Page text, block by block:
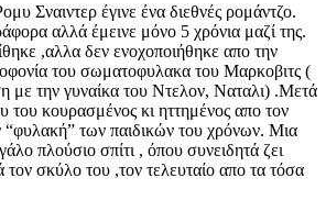
Σναιντερ έγινε ένα διεθνές ρομάντζο.
αλλά έμεινε μόνο 5 χρόνια μαζί της.
,αλλα δεν ενοχοποιήθηκε απο την
του σωματοφυλακα του Μαρκοβιτς (
με την γυναίκα του Ντελον, Ναταλι) .Μετά
του κουρασμένος κι ηττημένος απο τον
“φυλακή” των παιδικών του χρόνων. Μια
πλούσιο σπίτι , όπου συνειδητά ζει
σκύλο του ,τον τελευταίο απο τα τόσα